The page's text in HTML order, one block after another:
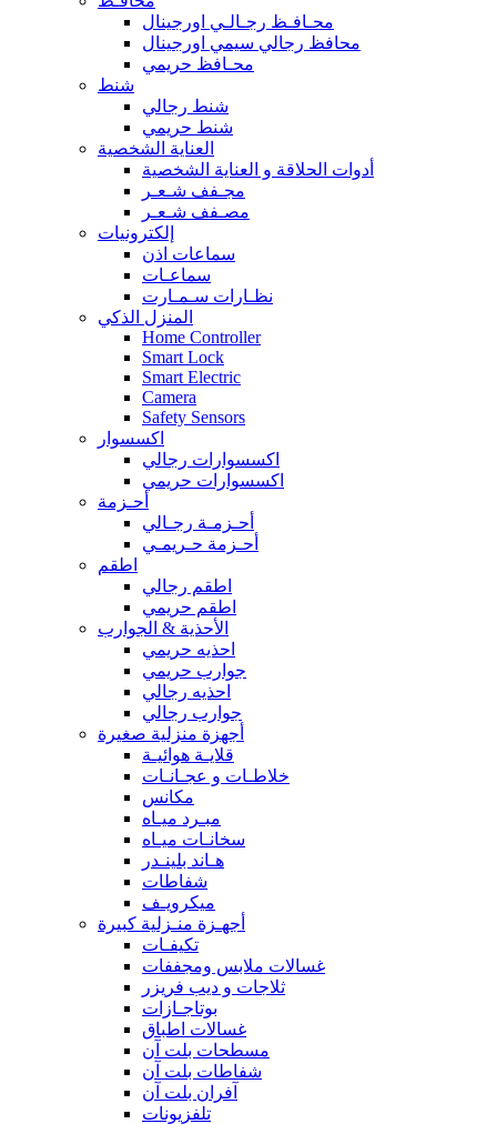
محـافـظ رجـالـي اورجينال
محافظ رجالي سيمي اورجينال
محـافظ حريمي
شنط
شنط رجالي
شنط حريمي
العناية الشخصية
أدوات الحلاقة و العناية الشخصية
مجـفف شـعـر
مصـفف شـعـر
إلكترونيات
سماعات اذن
سماعـات
نظـارات سـمـارت
المنزل الذكي
Home Controller
Smart Lock
Smart Electric
Camera
Safety Sensors
اكسسوار
اكسسوارات رجالي
اكسسوارات حريمي
أحـزمة
أحـزمـة رجـالي
أحـزمة حـريمـي
اطقم
اطقم رجالي
اطقم حريمي
الأحذية & الجوارب
احذيه حريمي
جوارب حريمي
احذيه رجالي
جوارب رجالي
أجهزة منزلية صغيرة
قلايـة هوائيـة
خلاطـات و عجـانـات
مكانس
مبـرد ميـاه
سخانـات ميـاه
هـاند بلينـدر
شفاطات
ميكرويـف
أجهـزة منـزلية كبيرة
تكيفـات
غسالات ملابس ومجففات
ثلاجات و ديب فريزر
بوتاجـازات
غسالات اطباق
مسطحات بلت آن
شفاطات بلت آن
آفران بلت آن
تلفزيونات